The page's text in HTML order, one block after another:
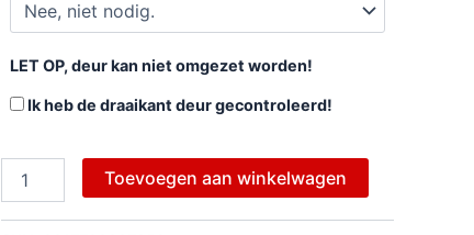
LET OP, deur kan niet omgezet worden!
Ik heb de draaikant deur gecontroleerd!
Toevoegen aan winkelwagen